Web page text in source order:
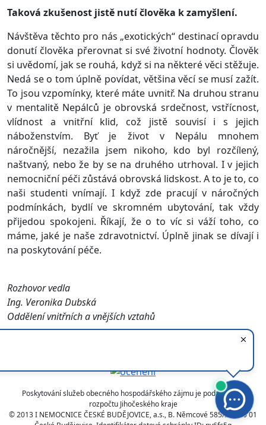
Taková zkušenost jistě nutí člověka k zamyšlení.
Návštěva těchto pro nás „exotických“ destinací opravdu
donutí člověka přerovnat si své životní hodnoty. Člověk
si uvědomí, jak se rouhá, když si na některé věci stěžuje.
Nedá se o tom úplně povídat, většina věcí se musí zažít.
To jsou vzpomínky, které máte uvnitř. Na druhou stranu
v mentalitě Nepálců je obrovská srdečnost, vstřícnost,
vlídnost a vnitřní klid, což jistě souvisí i s jejich
náboženstvím. Byť je život v Nepálu mnohem
náročnější, nezažila jsem nikoho, kdo byl rozčílený,
naštvaný, nebo že by se na druhého utrhoval. I v jejich
nemocniční péči zůstává obrovská lidskost. A to je to, co
naši studenti vnímají. I když zde pracují v náročných
podmínkách, bydlí ve skromném ubytování, tak vždy
přijedou spokojeni. Říkají, že o to víc si váží toho, co
máme, jaké je naše zdravotnictví. Úplně jinak se dívají i
na poskytování péče.
Rozhovor vedla
Ing. Veronika Dubská
Oddělení vnitřních a vnějších vztahů
Poskytování služeb obecného hospodářského zájmu je podpořeno z
rozpočtu Jihočeského kraje
© 2013 I NEMOCNICE ČESKÉ BUDĚJOVICE, a.s., B. Němcové 585/54 370 01